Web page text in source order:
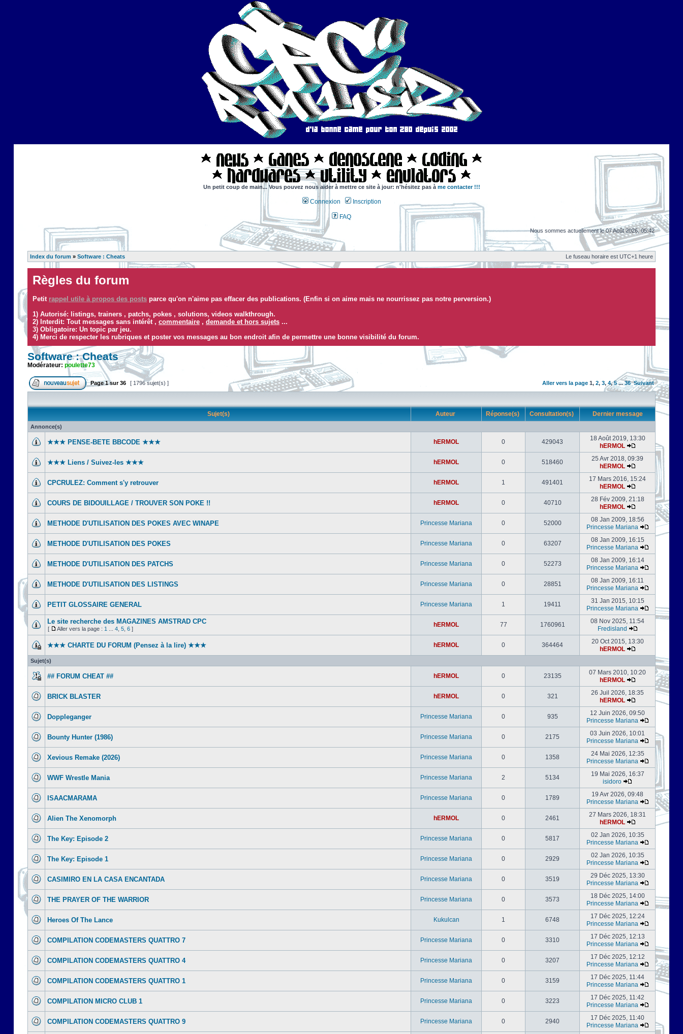
Un petit coup de main... Vous pouvez nous aider à mettre ce site à jour: n'hésitez pas à me contacter !!!
Connexion Inscription
FAQ
Nous sommes actuellement le 07 Août 2026, 05:42
Index du forum » Software : Cheats Le fuseau horaire est UTC+1 heure
Règles du forum
Petit rappel utile à propos des posts parce qu'on n'aime pas effacer des publications. (Enfin si on aime mais ne nourrissez pas notre perversion.)
1) Autorisé: listings, trainers , patchs, pokes , solutions, videos walkthrough.
2) Interdit: Tout messages sans intérêt , commentaire , demande et hors sujets ...
3) Obligatoire: Un topic par jeu.
4) Merci de respecter les rubriques et poster vos messages au bon endroit afin de permettre une bonne visibilité du forum.
Software : Cheats
Modérateur: poulette73
Page1sur36 [ 1796 sujet(s) ] Aller vers la page 1, 2, 3, 4,5...36 Suivant
Sujet(s) Auteur Réponse(s) Consultation(s) Dernier message
Annonce(s)
★★★ PENSE-BETE BBCODE ★★★ hERMOL 0 429043
18 Août 2019, 13:30
hERMOL
★★★ Liens / Suivez-les ★★★ hERMOL 0 518460
25 Avr 2018, 09:39
hERMOL
CPCRULEZ: Comment s'y retrouver‎ hERMOL 1 491401
17 Mars 2016, 15:24
hERMOL
COURS DE BIDOUILLAGE / TROUVER SON POKE !! hERMOL 0 40710
28 Fév 2009, 21:18
hERMOL
METHODE D'UTILISATION DES POKES AVEC WINAPE Princesse Mariana 0 52000
08 Jan 2009, 18:56
Princesse Mariana
METHODE D'UTILISATION DES POKES Princesse Mariana 0 63207
08 Jan 2009, 16:15
Princesse Mariana
METHODE D'UTILISATION DES PATCHS Princesse Mariana 0 52273
08 Jan 2009, 16:14
Princesse Mariana
METHODE D'UTILISATION DES LISTINGS Princesse Mariana 0 28851
08 Jan 2009, 16:11
Princesse Mariana
PETIT GLOSSAIRE GENERAL Princesse Mariana 1 19411
31 Jan 2015, 10:15
Princesse Mariana
Le site recherche des MAGAZINES AMSTRAD CPC
[ Aller vers la page : 1 4 5 6 ]
hERMOL 77 1760961
08 Nov 2025, 11:54
Fredisland
★★★ CHARTE DU FORUM (Pensez à la lire) ★★★ hERMOL 0 364464
20 Oct 2015, 13:30
hERMOL
Sujet(s)
## FORUM CHEAT ## hERMOL 0 23135
07 Mars 2010, 10:20
hERMOL
BRICK BLASTER hERMOL 0 321
26 Juil 2026, 18:35
hERMOL
Doppleganger Princesse Mariana 0 935
12 Juin 2026, 09:50
Princesse Mariana
Bounty Hunter (1986) Princesse Mariana 0 2175
03 Juin 2026, 10:01
Princesse Mariana
Xevious Remake (2026) Princesse Mariana 0 1358
24 Mai 2026, 12:35
Princesse Mariana
WWF Wrestle Mania Princesse Mariana 2 5134
19 Mai 2026, 16:37
isidoro
ISAACMARAMA Princesse Mariana 0 1789
19 Avr 2026, 09:48
Princesse Mariana
Alien The Xenomorph hERMOL 0 2461
27 Mars 2026, 18:31
hERMOL
The Key: Episode 2 Princesse Mariana 0 5817
02 Jan 2026, 10:35
Princesse Mariana
The Key: Episode 1 Princesse Mariana 0 2929
02 Jan 2026, 10:35
Princesse Mariana
CASIMIRO EN LA CASA ENCANTADA Princesse Mariana 0 3519
29 Déc 2025, 13:30
Princesse Mariana
THE PRAYER OF THE WARRIOR Princesse Mariana 0 3573
18 Déc 2025, 14:00
Princesse Mariana
Heroes Of The Lance Kukulcan 1 6748
17 Déc 2025, 12:24
Princesse Mariana
COMPILATION CODEMASTERS QUATTRO 7 Princesse Mariana 0 3310
17 Déc 2025, 12:13
Princesse Mariana
COMPILATION CODEMASTERS QUATTRO 4 Princesse Mariana 0 3207
17 Déc 2025, 12:12
Princesse Mariana
COMPILATION CODEMASTERS QUATTRO 1 Princesse Mariana 0 3159
17 Déc 2025, 11:44
Princesse Mariana
COMPILATION MICRO CLUB 1 Princesse Mariana 0 3223
17 Déc 2025, 11:42
Princesse Mariana
COMPILATION CODEMASTERS QUATTRO 9 Princesse Mariana 0 2940
17 Déc 2025, 11:40
Princesse Mariana